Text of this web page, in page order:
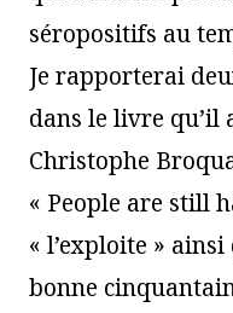
séropositifs au
Je rapporterai
dans le livre qu’il
Christophe
« People are still
« l’exploite »
bonne